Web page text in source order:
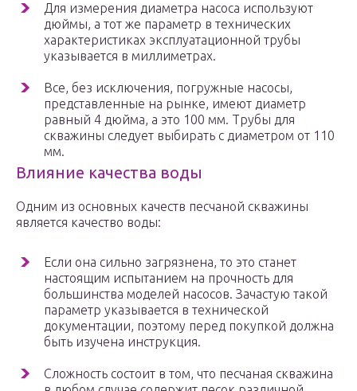
Для измерения диаметра насоса используют
дюймы, а тот же параметр в технических
характеристиках эксплуатационной трубы
указывается в миллиметрах.
Все, без исключения, погружные насосы,
представленные на рынке, имеют диаметр
равный 4 дюйма, а это 100 мм. Трубы для
скважины следует выбирать с диаметром от 110
мм.
Влияние качества воды
Одним из основных качеств песчаной скважины
является качество воды:
Если она сильно загрязнена, то это станет
настоящим испытанием на прочность для
большинства моделей насосов. Зачастую такой
параметр указывается в технической
документации, поэтому перед покупкой должна
быть изучена инструкция.
Сложность состоит в том, что песчаная скважина